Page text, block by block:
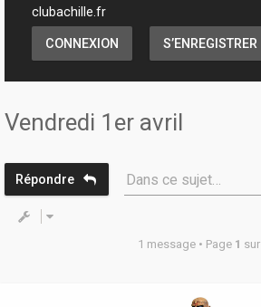
clubachille.fr
CONNEXION S’ENREGISTRER
Vendredi 1er avril
Répondre Dans ce sujet…
1 message • Page 1 sur